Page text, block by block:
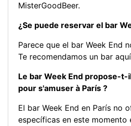
MisterGoodBeer.
¿Se puede reservar el bar
Parece que el bar Week End
Te recomendamos un bar aquí
Le bar Week End propose-
pour s'amuser à París ?
El bar Week End en París no
específicas en este momento